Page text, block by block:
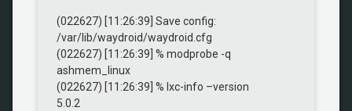
(022627) [11:26:39] Save config:
/var/lib/waydroid/waydroid.cfg
(022627) [11:26:39] % modprobe -q
ashmem_linux
(022627) [11:26:39] % lxc-info –version
5.0.2